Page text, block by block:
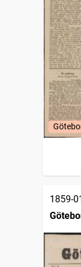
1859-